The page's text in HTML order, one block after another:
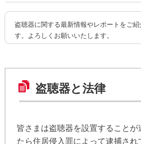
盗聴器に関する最新情報やレポートをご
す。よろしくお願いいたします。
盗聴器と法律
皆さまは盗聴器を設置すること
たら住居侵入罪によって逮捕さ